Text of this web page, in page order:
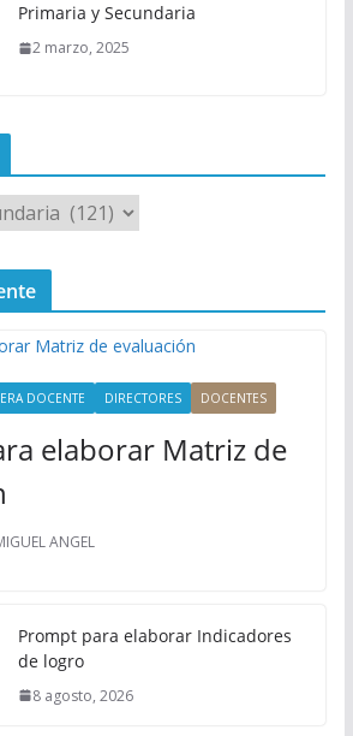
Primaria y Secundaria
2 marzo, 2025
DOCENTE DIRECTORES DOCENTES
elaborar Matriz de
ANGEL
Prompt para elaborar Indicadores
de logro
8 agosto, 2026